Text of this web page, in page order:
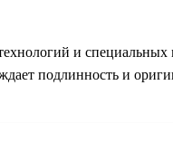
и
подлинность и